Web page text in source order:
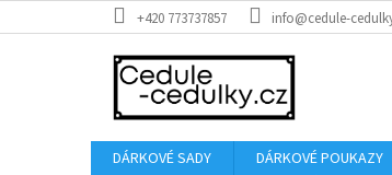
na
+420 773737857 info@cedule-
DÁRKOVÉ SADY DÁRKOVÉ POUKAZY